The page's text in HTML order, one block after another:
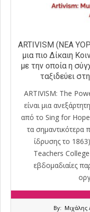
ARTIVISM (ΝΕΑ
μια πιο Δίκαιη
με την οποία η
ταξιδεύει
ARTIVISM: The
είναι μια
από το Sing for
τα σημαντικότερα
ίδρυσης το
Teachers
εβδομαδιαίες
By: Μιχάλης